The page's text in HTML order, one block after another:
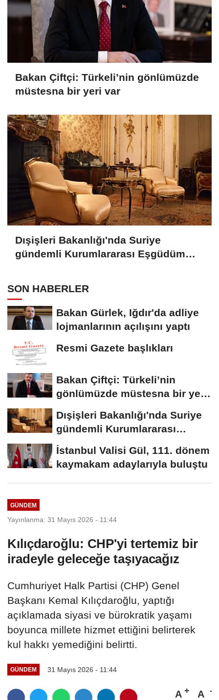
Bakan Çiftçi: Türkeli’nin gönlümüzde
müstesna bir yeri var
Dışişleri Bakanlığı'nda Suriye
gündemli Kurumlararası Eşgüdüm
SON HABERLER
Bakan Gürlek, Iğdır'da adliye
lojmanlarının açılışını yaptı
Resmi Gazete başlıkları
Bakan Çiftçi: Türkeli’nin
gönlümüzde müstesna bir yeri
Dışişleri Bakanlığı'nda Suriye
gündemli Kurumlararası
Eşgüdüm...
İstanbul Valisi Gül, 111. dönem
kaymakam adaylarıyla buluştu
GÜNDEM
Yayınlanma: 31 Mayıs 2026 - 11:44
Kılıçdaroğlu: CHP'yi tertemiz bir
iradeyle geleceğe taşıyacağız
Cumhuriyet Halk Partisi (CHP) Genel
Başkanı Kemal Kılıçdaroğlu, yaptığı
açıklamada siyasi ve bürokratik yaşamı
boyunca millete hizmet ettiğini belirterek
kul hakkı yemediğini belirtti.
GÜNDEM 31 Mayıs 2026 - 11:44
A A